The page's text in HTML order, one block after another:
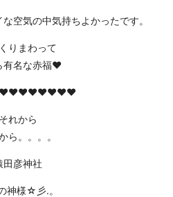
空気の中気持ちよかったです。
りまわって
有名な赤福❤
それから
ら。。。。
田彦神社
神様☆彡.。